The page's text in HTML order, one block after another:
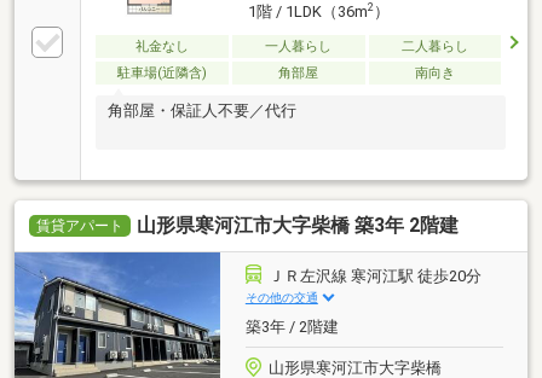
1階 / 1LDK（36m2）
礼金なし 一人暮らし
二人暮らし
駐車場(近隣含)
角部屋 南向き
角部屋・保証人不要／代行
賃貸アパート 山形県寒河江市大字柴橋 築3年 2階建
ＪＲ左沢線 寒河江駅 徒歩20分
その他の交通
築3年 / 2階建
山形県寒河江市大字柴橋